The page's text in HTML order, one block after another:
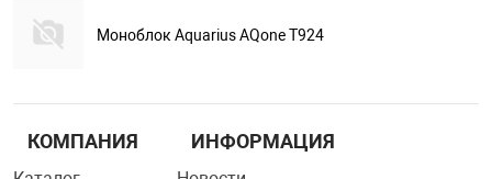
Моноблок Aquarius AQone T924
КОМПАНИЯ ИНФОРМАЦИЯ